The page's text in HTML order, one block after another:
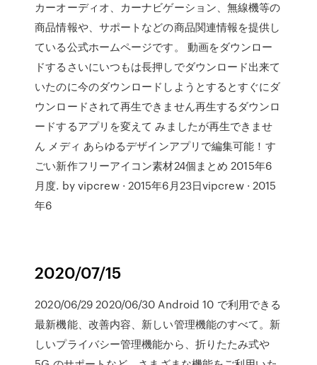
カーオーディオ、カーナビゲーション、無線機等の
商品情報や、サポートなどの商品関連情報を提供し
ている公式ホームページです。 動画をダウンロー
ドするさいにいつもは長押しでダウンロード出来て
いたのに今のダウンロードしようとするとすぐにダ
ウンロードされて再生できません再生するダウンロ
ードするアプリを変えて みましたが再生できませ
ん メディ あらゆるデザインアプリで編集可能！す
ごい新作フリーアイコン素材24個まとめ 2015年6
月度. by vipcrew · 2015年6月23日vipcrew · 2015
年6
2020/07/15
2020/06/29 2020/06/30 Android 10 で利用できる
最新機能、改善内容、新しい管理機能のすべて。新
しいプライバシー管理機能から、折りたたみ式や